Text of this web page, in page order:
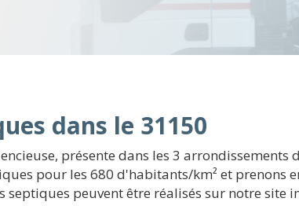
dans le 31150
présente dans les 3 arrondissements
pour les 680 d'habitants/km² et prenons
septiques peuvent être réalisés sur notre site